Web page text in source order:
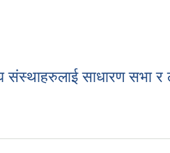
संस्थाहरुलाई साधारण सभा